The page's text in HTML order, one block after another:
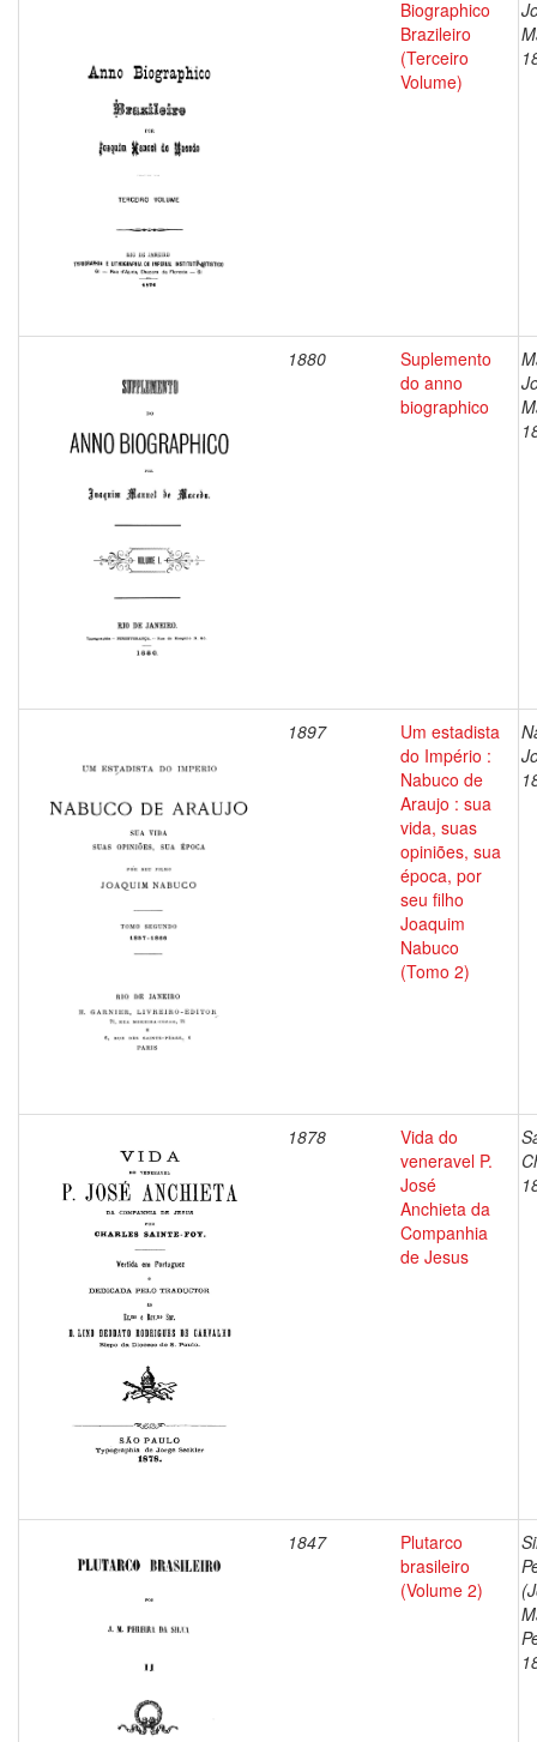
Biographico
Brazileiro
(Terceiro
Volume)
1880
Suplemento
do anno
biographico
1897
Um estadista
do Império :
Nabuco de
Araujo : sua
vida, suas
opiniões, sua
época, por
seu filho
Joaquim
Nabuco
(Tomo 2)
1878
Vida do
veneravel P.
José
Anchieta da
Companhia
de Jesus
1847
Plutarco
brasileiro
(Volume 2)